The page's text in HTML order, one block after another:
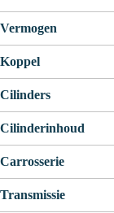
Vermogen
Koppel
Cilinders
Cilinderinhoud
Carrosserie
Transmissie